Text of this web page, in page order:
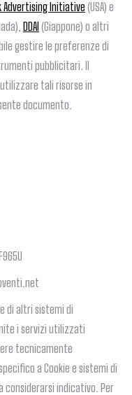
Advertising Initiative(USA) e
DDAI(Giappone) o altri
gestire le preferenze di
pubblicitari. Il
tali risorse in
documento.
di altri sistemi di
i servizi utilizzati
tecnicamente
a Cookie e sistemi di
indicativo. Per